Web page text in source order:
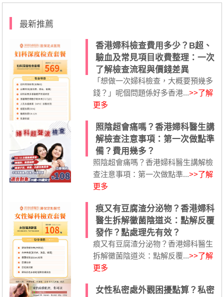
最新推薦
香港婦科檢查費用多少？B超、
驗血及常見項目收費整理：一次
了解檢查流程與價錢差異
「想做一次婦科檢查，大概要預幾多
錢？」呢個問題係好多香港...>>了解
更多
照陰超會痛嗎？香港婦科醫生講
解檢查注意事項：第一次做點準
備？費用幾多？
照陰超會痛嗎？香港婦科醫生講解檢
查注意事項：第一次做點準...>>了解
更多
痕又有豆腐渣分泌物？香港婦科
醫生拆解黴菌陰道炎：點解反覆
發作？點處理先有效？
痕又有豆腐渣分泌物？香港婦科醫生
拆解黴菌陰道炎：點解反覆...>>了解
更多
女性私密處外觀困擾點算？私密